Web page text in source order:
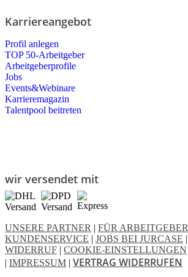
Karriereangebot
Profil anlegen
TOP 50-Arbeitgeber
Arbeitgeberprofile
Jobs
Events&Webinare
Karrieremagazin
Talentpool beitreten
wir versendet mit
UNSERE PARTNER | FÜR ARBEITGEBER
KUNDENSERVICE | JOBS BEI JURCASE |
WIDERRUF | COOKIE-EINSTELLUNGEN
| IMPRESSUM | VERTRAG WIDERRUFEN